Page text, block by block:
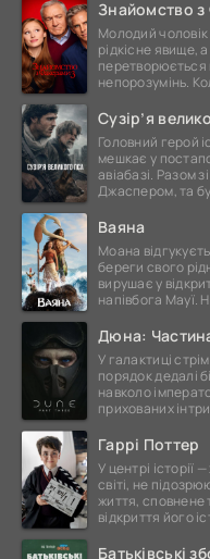
Знайомство з
Молодий чоловік
рідкісне явище,
перетворюється
непорозумінь.
Сузір’я
Головний герой
мешкає у
авіабазі. Разом
Джаспером, та
Ваяна
Моана
береги свого
вирушає у
напівбога Мауї.
Дюна:
У галактиці
порядок дедалі
навколо
прихованих
Гаррі Поттер
У центрі історії
світі, не
життя, сповнене
відкриття його
Батьківські